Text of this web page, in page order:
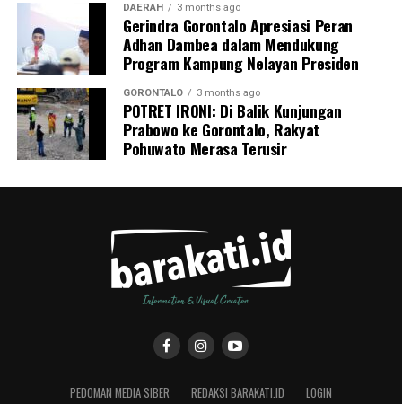
DAERAH 3 months ago
Gerindra Gorontalo Apresiasi Peran
Adhan Dambea dalam Mendukung
Program Kampung Nelayan Presiden
GORONTALO 3 months ago
POTRET IRONI: Di Balik Kunjungan
Prabowo ke Gorontalo, Rakyat
Pohuwato Merasa Terusir
PEDOMAN MEDIA SIBER REDAKSI BARAKATI.ID LOGIN